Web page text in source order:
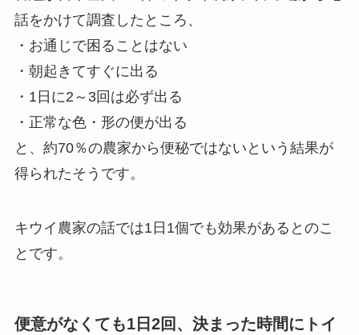
話をかけて調査したところ、
・お通じで困ることはない
・朝起きてすぐに出る
・1日に2～3回は必ず出る
・正常な色・形の便が出る
と、約70％の農家から便秘ではないという結果が
得られたそうです。
キウイ農家の話では1日1個でも効果があるとのこ
とです。
便意がなくても1日2回、決まった時間にトイ